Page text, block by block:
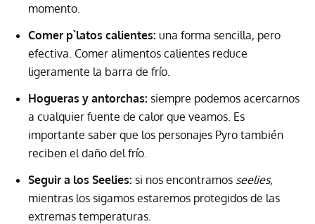
momento.
Comer p`latos calientes: una forma sencilla, pero
efectiva. Comer alimentos calientes reduce
ligeramente la barra de frío.
Hogueras y antorchas: siempre podemos acercarnos
a cualquier fuente de calor que veamos. Es
importante saber que los personajes Pyro también
reciben el daño del frío.
Seguir a los Seelies: si nos encontramos seelies,
mientras los sigamos estaremos protegidos de las
extremas temperaturas.